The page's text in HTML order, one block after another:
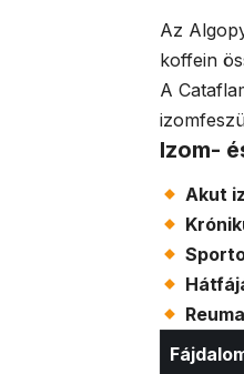
Az
koffein
A
Izom-
Akut